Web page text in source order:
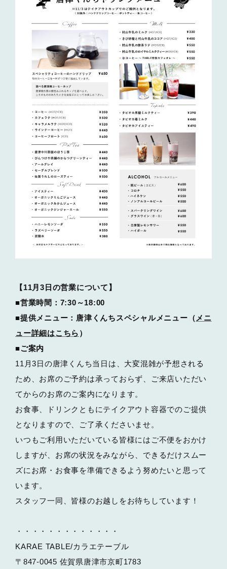
【11月3日の営業について】
■営業時間：7:30～18:00
■提供メニュー：唐津くんちスペシャルメニュー（ メニ
ュー詳細はこちら ）
■ご案内
11月3日の唐津くんち当日は、大変混雑が予想される
ため、お席のご予約は承っておらず、ご来店いただい
てからのお席のご案内になります。
お食事、ドリンクともにテイクアウト容器でのご提供
となりますので、ご了承くださいませ。
いつもご利用いただいている皆様にはご不便をおかけ
しますが、お席の状況をみながら、できるだけスムー
ズにお席・お食事を準備できるよう努めたいと思って
います。
スタッフ一同、皆様のお越しをお待ちしています！
・・・・・・・・・・・・・
KARAE TABLE/カラエテーブル
〒847-0045 佐賀県唐津市京町1783